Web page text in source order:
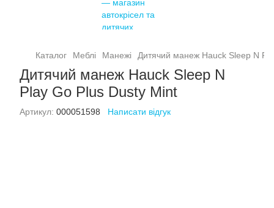
Каталог Меблі Манежі Дитячий манеж Hauck Sleep N
Дитячий манеж Hauck Sleep N
Play Go Plus Dusty Mint
Артикул: 000051598 Написати відгук